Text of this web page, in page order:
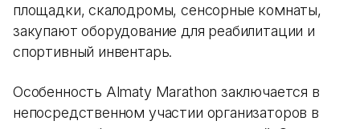
площадки, скалодромы, сенсорные комнаты,
закупают оборудование для реабилитации и
спортивный инвентарь.
Особенность Almaty Marathon заключается в
непосредственном участии организаторов в